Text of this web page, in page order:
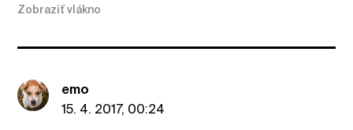
Zobraziť vlákno
emo
15. 4. 2017, 00:24